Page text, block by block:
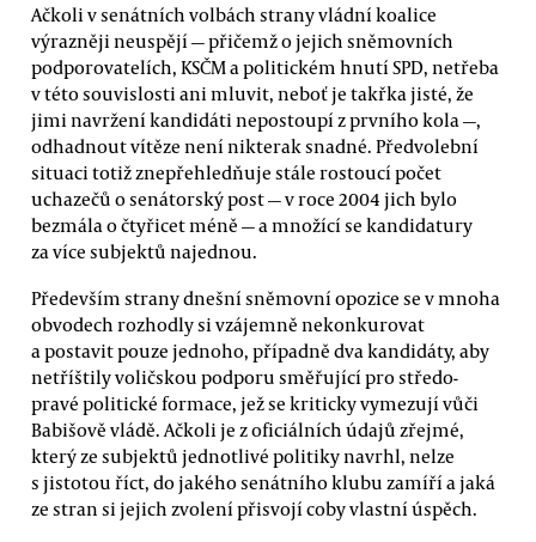
Ačkoli v senátních volbách strany vládní koalice
výrazněji neuspějí — přičemž o jejich sněmovních
podporovatelích, KSČM a politickém hnutí SPD, netřeba
v této souvislosti ani mluvit, neboť je takřka jisté, že
jimi navržení kandidáti nepostoupí z prvního kola —,
odhadnout vítěze není nikterak snadné. Předvolební
situaci totiž znepřehledňuje stále rostoucí počet
uchazečů o senátorský post — v roce 2004 jich bylo
bezmála o čtyřicet méně — a množící se kandidatury
za více subjektů najednou.
Především strany dnešní sněmovní opozice se v mnoha
obvodech rozhodly si vzájemně nekonkurovat
a postavit pouze jednoho, případně dva kandidáty, aby
netříštily voličskou podporu směřující pro středo-
pravé politické formace, jež se kriticky vymezují vůči
Babišově vládě. Ačkoli je z oficiálních údajů zřejmé,
který ze subjektů jednotlivé politiky navrhl, nelze
s jistotou říct, do jakého senátního klubu zamíří a jaká
ze stran si jejich zvolení přisvojí coby vlastní úspěch.